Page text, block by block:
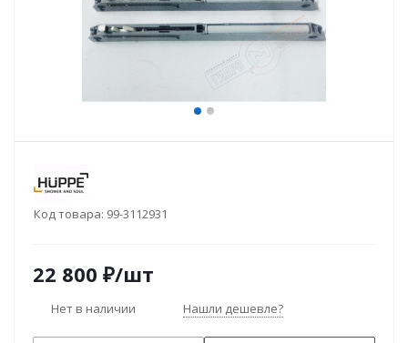
Код товара: 99-3112931
22 800 ₽/шт
Нет в наличии Нашли дешевле?